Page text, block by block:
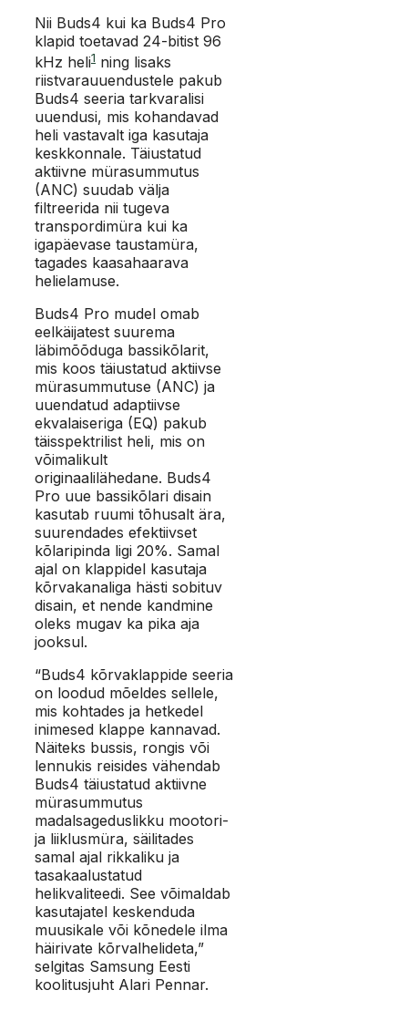
Nii Buds4 kui ka Buds4 Pro
klapid toetavad 24-bitist 96
kHz heli1 ning lisaks
riistvarauuendustele pakub
Buds4 seeria tarkvaralisi
uuendusi, mis kohandavad
heli vastavalt iga kasutaja
keskkonnale. Täiustatud
aktiivne mürasummutus
(ANC) suudab välja
filtreerida nii tugeva
transpordimüra kui ka
igapäevase taustamüra,
tagades kaasahaarava
helielamuse.
Buds4 Pro mudel omab
eelkäijatest suurema
läbimõõduga bassikõlarit,
mis koos täiustatud aktiivse
mürasummutuse (ANC) ja
uuendatud adaptiivse
ekvalaiseriga (EQ) pakub
täisspektrilist heli, mis on
võimalikult
originaalilähedane. Buds4
Pro uue bassikõlari disain
kasutab ruumi tõhusalt ära,
suurendades efektiivset
kõlaripinda ligi 20%. Samal
ajal on klappidel kasutaja
kõrvakanaliga hästi sobituv
disain, et nende kandmine
oleks mugav ka pika aja
jooksul.
“Buds4 kõrvaklappide seeria
on loodud mõeldes sellele,
mis kohtades ja hetkedel
inimesed klappe kannavad.
Näiteks bussis, rongis või
lennukis reisides vähendab
Buds4 täiustatud aktiivne
mürasummutus
madalsageduslikku mootori-
ja liiklusmüra, säilitades
samal ajal rikkaliku ja
tasakaalustatud
helikvaliteedi. See võimaldab
kasutajatel keskenduda
muusikale või kõnedele ilma
häirivate kõrvalhelideta,”
selgitas Samsung Eesti
koolitusjuht Alari Pennar.